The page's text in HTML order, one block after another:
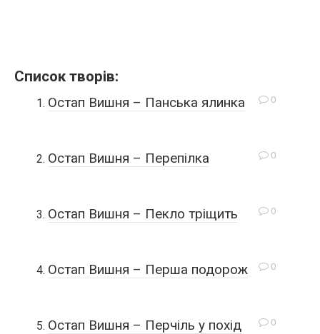
Список творів:
0
Остап Вишня – Панська ялинка
0
Остап Вишня – Перепілка
0
Остап Вишня – Пекло тріщить
0
Остап Вишня – Перша подорож
0
Остап Вишня – Перчіль у похід